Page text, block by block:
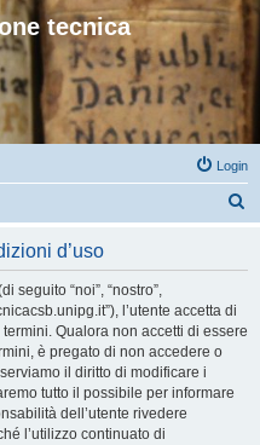
tecnica
Login
d’uso
seguito “noi”, “nostro”,
l’utente accetta di
Qualora non accetti di essere
è pregato di non accedere o
il diritto di modificare i
tutto il possibile per informare
dell’utente rivedere
l’utilizzo continuato di